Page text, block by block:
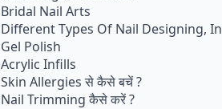
Bridal Nail Arts
Different Types Of Nail Designing,
Gel Polish
Acrylic Infills
Skin Allergies से कैसे बचें ?
Nail Trimming कैसे करें ?